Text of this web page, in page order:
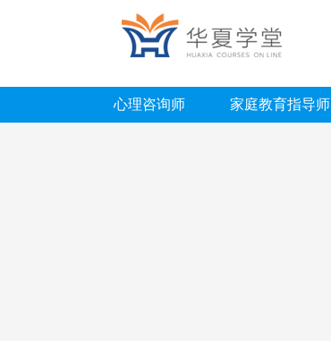
心理咨询师 家庭教育指导师